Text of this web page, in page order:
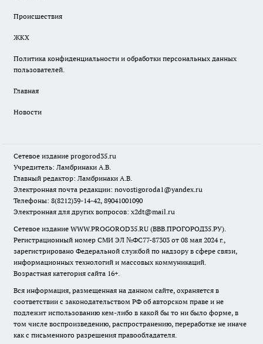
Происшествия
ЖКХ
Политика конфиденциальности и обработки персональных данных
пользователей.
Главная
Новости
Сетевое издание progorod35.ru
Учредитель: Ламбринаки А.В.
Главный редактор: Ламбринаки А.В.
Электронная почта редакции: novostigoroda1@yandex.ru
Телефоны: 8(8212)39-14-42, 89041001090
Электронная для других вопросов: x2dt@mail.ru
Сетевое издание WWW.PROGOROD35.RU (ВВВ.ПРОГОРОД35.РУ).
Регистрационный номер СМИ ЭЛ №ФС77-87303 от 08 мая 2024 г.,
зарегистрировано Федеральной службой по надзору в сфере связи,
информационных технологий и массовых коммуникаций.
Возрастная категория сайта 16+.
Вся информация, размещенная на данном сайте, охраняется в
соответствии с законодательством РФ об авторском праве и не
подлежит использованию кем-либо в какой бы то ни было форме, в
том числе воспроизведению, распространению, переработке не иначе
как с письменного разрешения правообладателя.